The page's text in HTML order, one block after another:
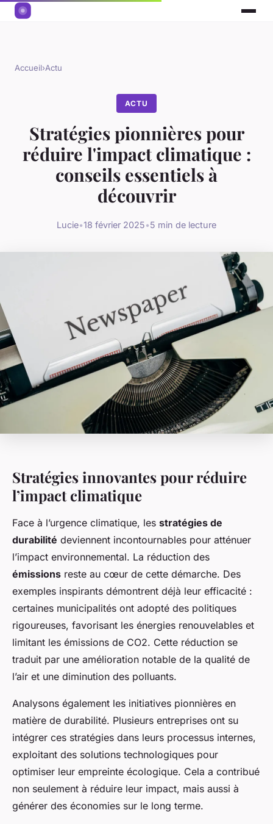
Accueil›Actu
ACTU
Stratégies pionnières pour
réduire l'impact climatique :
conseils essentiels à
découvrir
Lucie•18 février 2025•5 min de lecture
Stratégies innovantes pour réduire
l’impact climatique
Face à l’urgence climatique, les stratégies de
durabilité deviennent incontournables pour atténuer
l’impact environnemental. La réduction des
émissions reste au cœur de cette démarche. Des
exemples inspirants démontrent déjà leur efficacité :
certaines municipalités ont adopté des politiques
rigoureuses, favorisant les énergies renouvelables et
limitant les émissions de CO2. Cette réduction se
traduit par une amélioration notable de la qualité de
l’air et une diminution des polluants.
Analysons également les initiatives pionnières en
matière de durabilité. Plusieurs entreprises ont su
intégrer ces stratégies dans leurs processus internes,
exploitant des solutions technologiques pour
optimiser leur empreinte écologique. Cela a contribué
non seulement à réduire leur impact, mais aussi à
générer des économies sur le long terme.